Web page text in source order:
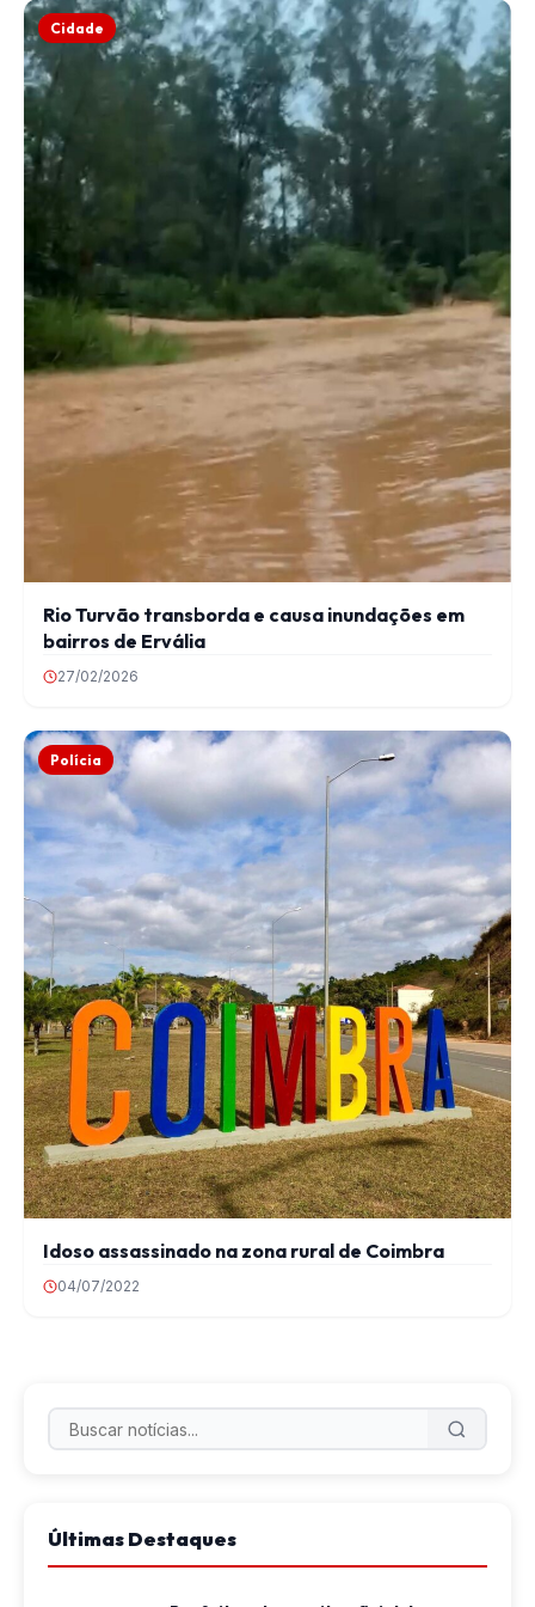
Cidade
Rio Turvão transborda e causa inundações em
bairros de Ervália
27/02/2026
Polícia
Idoso assassinado na zona rural de Coimbra
04/07/2022
Últimas Destaques